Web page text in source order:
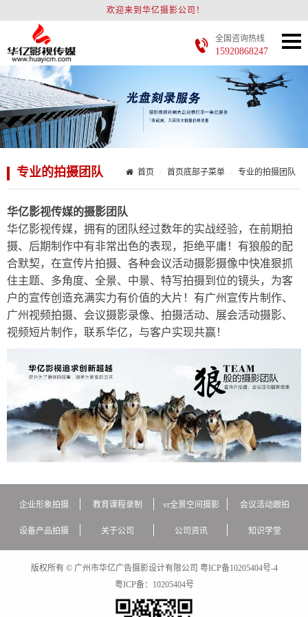
欢迎来到华亿摄影公司！
全国咨询热线
15920868247
专业的拍摄团队 首页 首页底部子菜单 专业的拍摄团队
华亿影视传媒的摄影团队
华亿影视传媒，拥有的团队经过数年的实战经验，在前期拍
摄、后期制作中有非常出色的表现，拒绝平庸！有狼般的配
合默契，在宣传片拍摄、各种会议活动摄影摄像中快准狠抓
住主题、多角度、全景、中景、特写拍摄到位的镜头，为客
户的宣传创造充满实力有价值的大片！ 有广州宣传片制作、
广州视频拍摄、会议摄影录像、拍摄活动、展会活动摄影、
视频短片制作，联系华亿，与客户实现共赢！
企业形象拍摄 教育课程录制 vr全景空间摄影 会议活动跟拍
设备产品拍摄 关于公司 公司资讯 知识学堂
版权所有 © 广州市华亿广告摄影设计有限公司 粤ICP备10205404号-4
粤ICP备：
10205404号